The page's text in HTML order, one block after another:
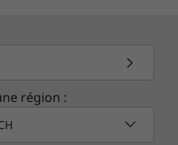
de faire glisser le
zone géographique/le modèle.
région :